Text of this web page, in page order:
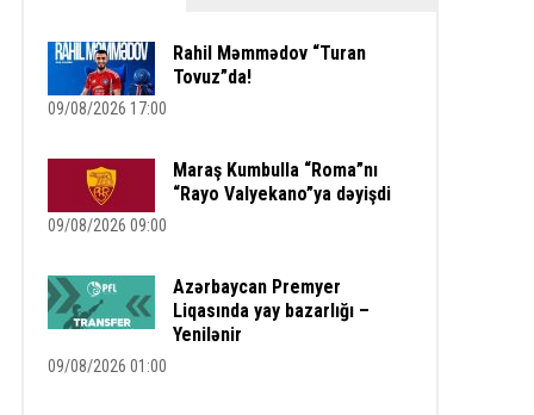
Rahil Məmmədov “Turan
Tovuz”da!
09/08/2026 17:00
Maraş Kumbulla “Roma”nı
“Rayo Valyekano”ya dəyişdi
09/08/2026 09:00
Azərbaycan Premyer
Liqasında yay bazarlığı –
Yenilənir
09/08/2026 01:00